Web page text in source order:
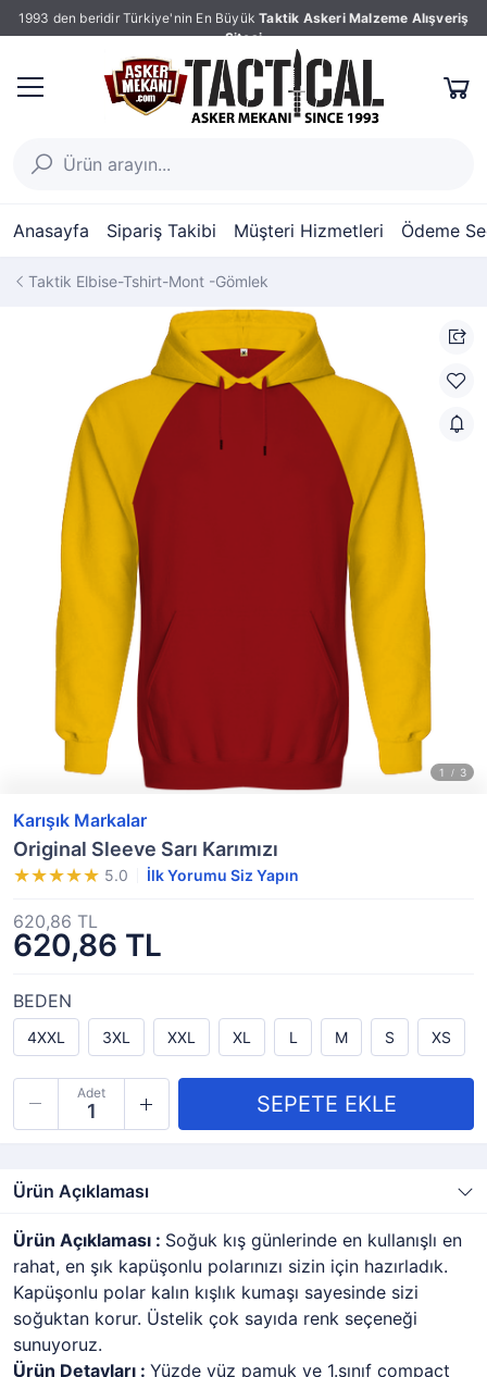
1993 den beridir Türkiye'nin En Büyük Taktik Askeri Malzeme Alışveriş
Sitesi
Anasayfa Sipariş Takibi Müşteri Hizmetleri Ödeme
Taktik Elbise-Tshirt-Mont -Gömlek
Karışık Markalar
Original Sleeve Sarı Karımızı
5.0 İlk Yorumu Siz Yapın
620,86 TL
620,86 TL
BEDEN
4XXL 3XL XXL XL L M S XS
Adet
Ürün Açıklaması
Ürün Açıklaması : Soğuk kış günlerinde en kullanışlı en
rahat, en şık kapüşonlu polarınızı sizin için hazırladık.
Kapüşonlu polar kalın kışlık kumaşı sayesinde sizi
soğuktan korur. Üstelik çok sayıda renk seçeneği
sunuyoruz.
Ürün Detayları : Yüzde yüz pamuk ve 1.sınıf compact